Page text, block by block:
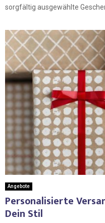
sorgfältig ausgewählte
Angebote
Personalisierte
Dein Stil